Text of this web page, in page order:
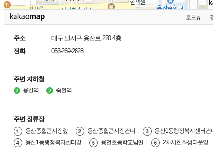
로드뷰 길
주소
대구 달서구 용산로 220 4층
전화
053-269-2828
주변 지하철
용산역 죽전역
주변 정류장
용산종합큰시장앞 용산종합큰시장건너
용산1동행정복지센터건너
용산1동행정복지센터앞
용전초등학교남편 2차서한화성타운앞